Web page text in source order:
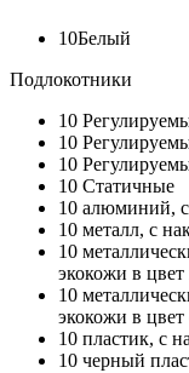
10Белый
Подлокотники
10
10
10
10 Статичные
10 алюминий, с
10 металл, с
10
экокожи в цвет
10
экокожи в цвет
10 пластик, с
10 черный